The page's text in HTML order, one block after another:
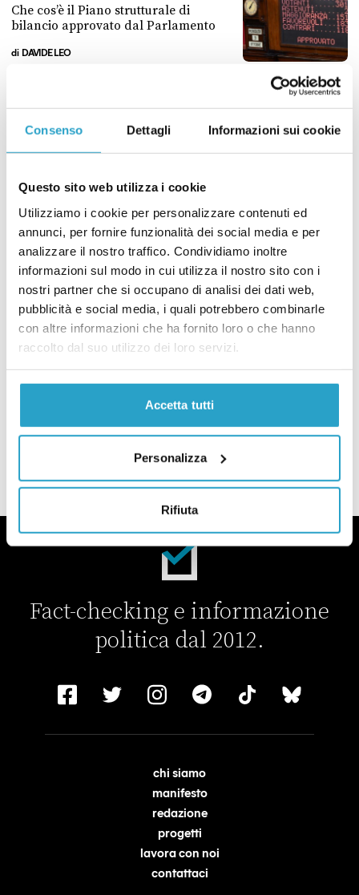
Consenso Dettagli Informazioni sui cookie
Questo sito web utilizza i cookie
Utilizziamo i cookie per personalizzare contenuti ed
annunci, per fornire funzionalità dei social media e per
analizzare il nostro traffico. Condividiamo inoltre
informazioni sul modo in cui utilizza il nostro sito con i
nostri partner che si occupano di analisi dei dati web,
pubblicità e social media, i quali potrebbero combinarle
con altre informazioni che ha fornito loro o che hanno
raccolto dal suo utilizzo dei loro servizi.
Accetta tutti
Personalizza
Rifiuta
Che cos’è il Piano strutturale di
bilancio approvato dal Parlamento
di DAVIDE LEO
Che cos’è il Piano strutturale di bilancio approvato dal Parlamento
L’Italia è l’unica nell’Ue a spendere di
più in interessi sul debito che in
L’Italia è l’unica nell’Ue a spendere di più in interessi sul debito che
Conte continua a gonfiare i risultati
del Superbonus
di CARLO CANEPA, MASSIMO TADDEI
Conte continua a gonfiare i risultati del Superbonus
ECONOMIA
La pubblicità assai ottimista del
governo per promuovere i Btp valore
diMASSIMO TADDEI
CARICA ALTRI ARTICOLI
Fact-checking e informazione
politica dal 2012.
chi siamo
manifesto
redazione
progetti
lavora con noi
contattaci